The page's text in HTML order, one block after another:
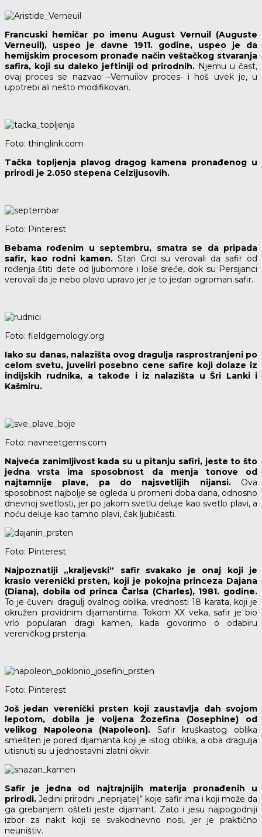
Francuski hemičar po imenu August Vernuil (Auguste
Verneuil), uspeo je davne 1911. godine, uspeo je da
hemijskim procesom pronađe način veštačkog stvaranja
safira, koji su daleko jeftiniji od prirodnih. Njemu u čast,
ovaj proces se nazvao –Vernuilov proces- i hoš uvek je, u
upotrebi ali nešto modifikovan.
Foto: thinglink.com
Tačka topljenja plavog dragog kamena pronađenog u
prirodi je 2.050 stepena Celzijusovih.
Foto: Pinterest
Bebama rođenim u septembru, smatra se da pripada
safir, kao rodni kamen. Stari Grci su verovali da safir od
rođenja štiti dete od ljubomore i loše sreće, dok su Persijanci
verovali da je nebo plavo upravo jer je to jedan ogroman safir.
Foto: fieldgemology.org
Iako su danas, nalazišta ovog dragulja rasprostranjeni po
celom svetu, juveliri posebno cene safire koji dolaze iz
indijskih rudnika, a takođe i iz nalazišta u Šri Lanki i
Kašmiru.
Foto: navneetgems.com
Najveća zanimljivost kada su u pitanju safiri, jeste to što
jedna vrsta ima sposobnost da menja tonove od
najtamnije plave, pa do najsvetlijih nijansi.Ova
sposobnost najbolje se ogleda u promeni doba dana, odnosno
dnevnoj svetlosti, jer po jakom svetlu deluje kao svetlo plavi, a
noću deluje kao tamno plavi, čak ljubičasti.
Foto: Pinterest
Najpoznatiji „kraljevski“ safir svakako je onaj koji je
krasio verenički prsten, koji je pokojna princeza Dajana
(Diana), dobila od princa Čarlsa (Charles), 1981. godine.
To je čuveni dragulj ovalnog oblika, vrednosti 18 karata, koji je
okružen providnim dijamantima. Tokom XX veka, safir je bio
vrlo popularan dragi kamen, kada govorimo o odabiru
vereničkog prstenja.
Foto: Pinterest
Još jedan verenički prsten koji zaustavlja dah svojom
lepotom, dobila je voljena Žozefina (Josephine) od
velikog Napoleona (Napoleon). Safir kruškastog oblika
smešten je pored dijamanta koji je istog oblika, a oba dragulja
utisnuti su u jednostavni zlatni okvir.
Safir je jedna od najtrajnijih materija pronađenih u
prirodi.Jedini prirodni „neprijatelj“ koje safir ima i koji može da
ga grebanjem ošteti jeste dijamant. Zato i jesu najpogodniji
izbor za nakit koji se svakodnevno nosi, jer je praktično
neuništiv.